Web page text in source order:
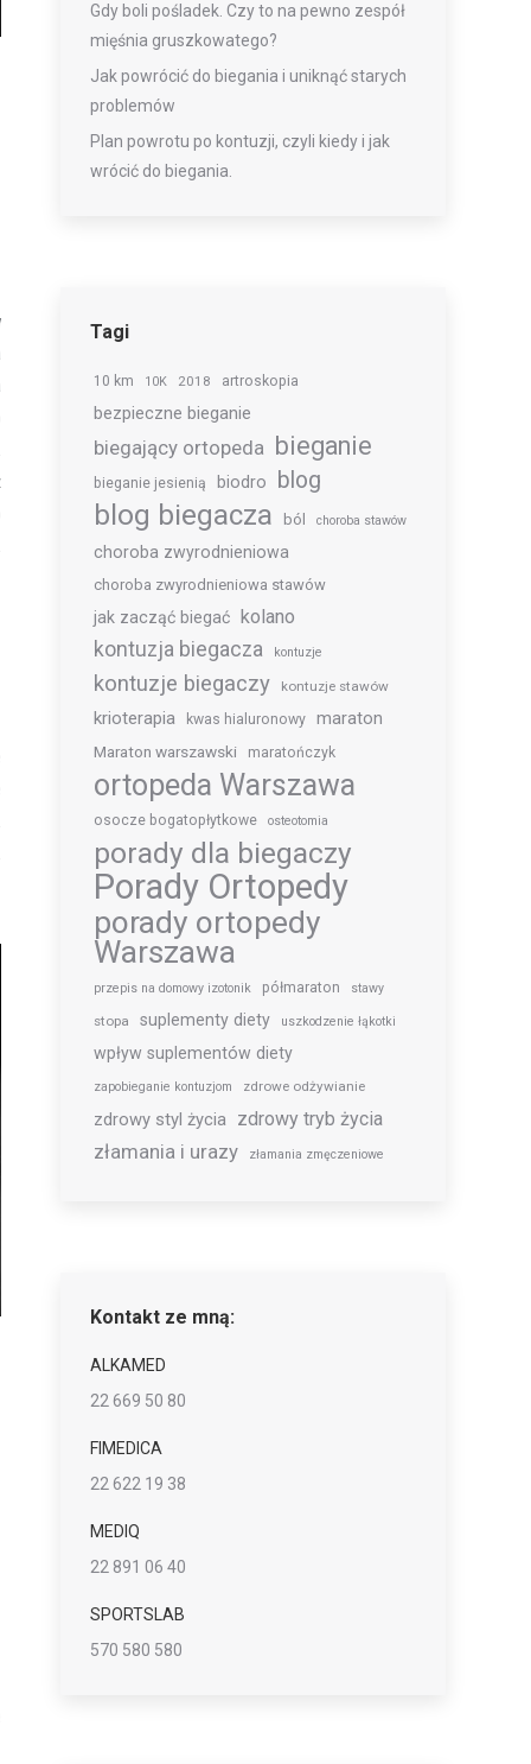
Gdy boli pośladek. Czy to na pewno zespół
mięśnia gruszkowatego?
Jak powrócić do biegania i uniknąć starych
problemów
Plan powrotu po kontuzji, czyli kiedy i jak
wrócić do biegania.
Tagi
10 km 10K 2018 artroskopia
bezpieczne bieganie
biegający ortopeda bieganie
bieganie jesienią biodro blog
blog biegacza ból choroba stawów
choroba zwyrodnieniowa
choroba zwyrodnieniowa stawów
jak zacząć biegać kolano
kontuzja biegacza kontuzje
kontuzje biegaczy kontuzje stawów
krioterapia kwas hialuronowy maraton
Maraton warszawski maratończyk
ortopeda Warszawa
osocze bogatopłytkowe osteotomia
porady dla biegaczy
Porady Ortopedy
porady ortopedy
Warszawa
przepis na domowy izotonik półmaraton stawy
stopa suplementy diety uszkodzenie łąkotki
wpływ suplementów diety
zapobieganie kontuzjom zdrowe odżywianie
zdrowy styl życia zdrowy tryb życia
złamania i urazy złamania zmęczeniowe
Kontakt ze mną:
ALKAMED
22 669 50 80
FIMEDICA
22 622 19 38
MEDIQ
22 891 06 40
SPORTSLAB
570 580 580